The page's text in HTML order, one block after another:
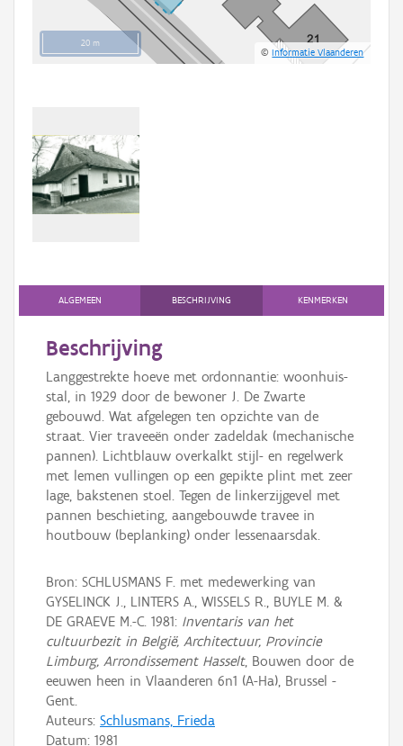
20 m
©Informatie Vlaanderen
ALGEMEEN BESCHRIJVING KENMERKEN
Beschrijving
Langgestrekte hoeve met ordonnantie: woonhuis-
stal, in 1929 door de bewoner J. De Zwarte
gebouwd. Wat afgelegen ten opzichte van de
straat. Vier traveeën onder zadeldak (mechanische
pannen). Lichtblauw overkalkt stijl- en regelwerk
met lemen vullingen op een gepikte plint met zeer
lage, bakstenen stoel. Tegen de linkerzijgevel met
pannen beschieting, aangebouwde travee in
houtbouw (beplanking) onder lessenaarsdak.
Bron: SCHLUSMANS F. met medewerking van
GYSELINCK J., LINTERS A., WISSELS R., BUYLE M. &
DE GRAEVE M.-C. 1981: Inventaris van het
cultuurbezit in België, Architectuur, Provincie
Limburg, Arrondissement Hasselt, Bouwen door de
eeuwen heen in Vlaanderen 6n1 (A-Ha), Brussel -
Gent.
Auteurs: Schlusmans, Frieda
Datum: 1981